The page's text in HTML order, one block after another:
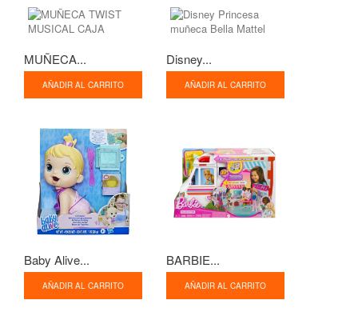
MUÑECA...
AÑADIR AL CARRITO
Disney...
AÑADIR AL CARRITO
Baby Alive...
AÑADIR AL CARRITO
BARBIE...
AÑADIR AL CARRITO